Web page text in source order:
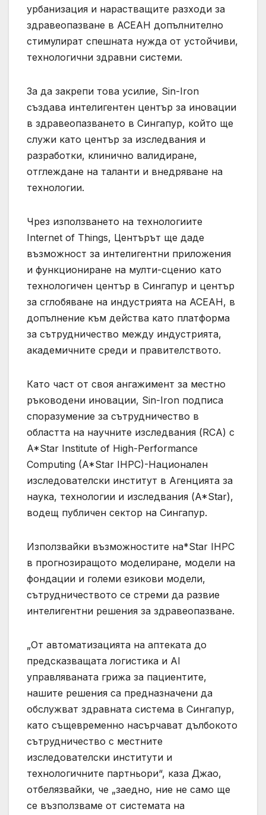
урбанизация и нарастващите разходи за
здравеопазване в АСЕАН допълнително
стимулират спешната нужда от устойчиви,
технологични здравни системи.
За да закрепи това усилие, Sin-Iron
създава интелигентен център за иновации
в здравеопазването в Сингапур, който ще
служи като център за изследвания и
разработки, клинично валидиране,
отглеждане на таланти и внедряване на
технологии.
Чрез използването на технологиите
Internet of Things, Центърът ще даде
възможност за интелигентни приложения
и функциониране на мулти-сценио като
технологичен център в Сингапур и център
за сглобяване на индустрията на АСЕАН, в
допълнение към действа като платформа
за сътрудничество между индустрията,
академичните среди и правителството.
Като част от своя ангажимент за местно
ръководени иновации, Sin-Iron подписа
споразумение за сътрудничество в
областта на научните изследвания (RCA) с
A*Star Institute of High-Performance
Computing (A*Star IHPC)-Национален
изследователски институт в Агенцията за
наука, технологии и изследвания (A*Star),
водещ публичен сектор на Сингапур.
Използвайки възможностите на*Star IHPC
в прогнозиращото моделиране, модели на
фондации и големи езикови модели,
сътрудничеството се стреми да развие
интелигентни решения за здравеопазване.
„От автоматизацията на аптеката до
предсказващата логистика и AI
управляваната грижа за пациентите,
нашите решения са предназначени да
обслужват здравната система в Сингапур,
като същевременно насърчават дълбокото
сътрудничество с местните
изследователски институти и
технологичните партньори“, каза Джао,
отбелязвайки, че „заедно, ние не само ще
се възползваме от системата на